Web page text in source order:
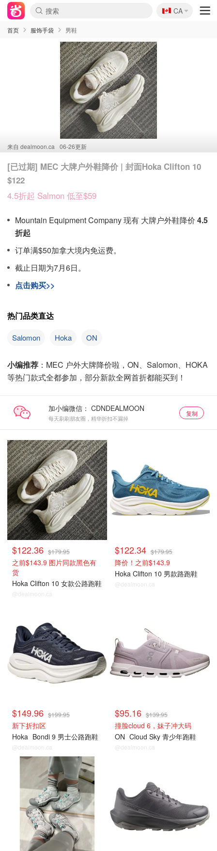
🇨🇦
CA
首页 服饰手袋 男鞋
来自 dealmoon.ca 06-26更新
[已过期] MEC 大牌户外鞋降价 | 封面Hoka Clifton 10
$122
4.5折起 Salmon 低至$59
Mountain Equipment Company 现有 大牌户外鞋降价 4.5
折起
订单满$50加拿大境内免运费。
截止日期为7月6日。
点击购买>>
热门品类直达
Salomon Hoka ON
小编推荐 ：MEC 户外大牌降价啦，ON、Salomon、HOKA
等热门款式全都参加，部分新款全网首折都能买到！
加小编微信：
每天刷刷朋友圈，精华折扣不漏掉
复制
$122.36 $179.95
之前$143.9 图片同款黑色有
货
Hoka Clifton 10 女款公路跑鞋
@dealmoon.ca
$122.34 $179.95
降价！之前$143.9
Hoka Clifton 10 男款路跑鞋
@dealmoon.ca
$149.96 $199.95
新下折扣区
Hoka Bondi 9 男士公路跑鞋
@dealmoon.ca
$95.16 $139.95
撞脸cloud 6，妹子冲大码
ON Cloud Sky 青少年跑鞋
@dealmoon.ca